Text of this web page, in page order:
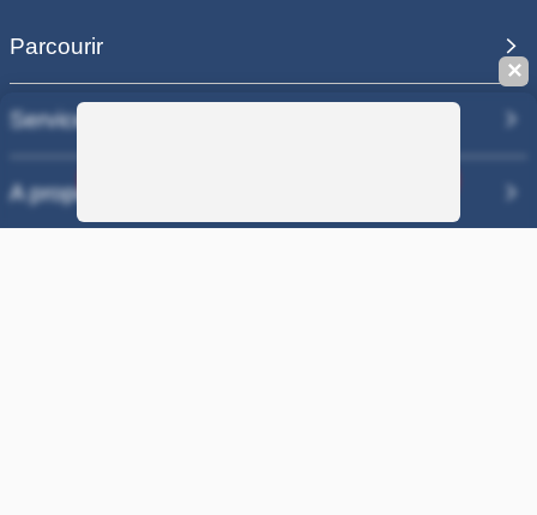
Parcourir
Services
A propos
✕